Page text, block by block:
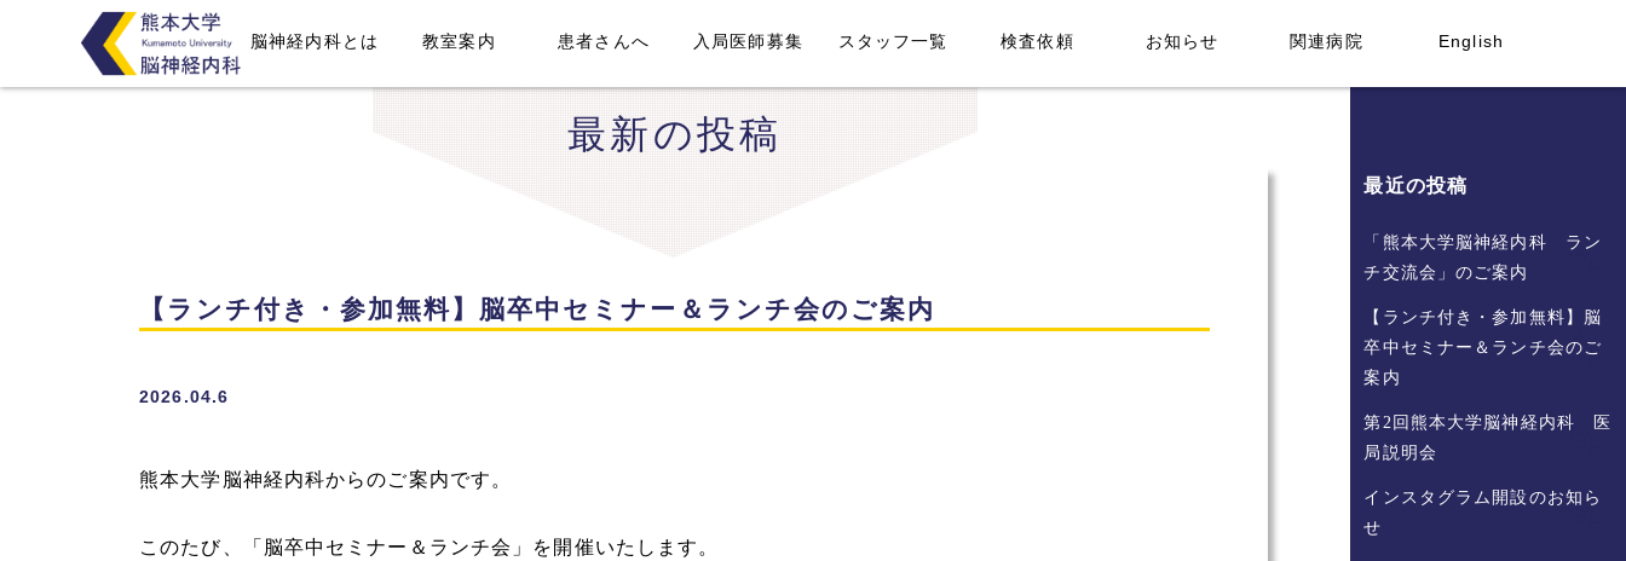
脳神経内科とは 教室案内 患者さんへ 入局医師募集 スタッフ一覧 検査依頼 お知らせ 関連病院 English
最新の投稿
【ランチ付き・参加無料】脳卒中セミナー＆ランチ会のご案内
2026.04.6
熊本大学脳神経内科からのご案内です。
このたび、「脳卒中セミナー＆ランチ会」を開催いたします。
最近の投稿
「熊本大学脳神経内科 ラン
チ交流会」のご案内
【ランチ付き・参加無料】脳
卒中セミナー＆ランチ会のご
案内
第2回熊本大学脳神経内科 医
局説明会
インスタグラム開設のお知ら
せ